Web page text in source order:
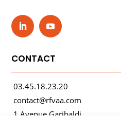
CONTACT
03.45.18.23.20
contact@rfvaa.com